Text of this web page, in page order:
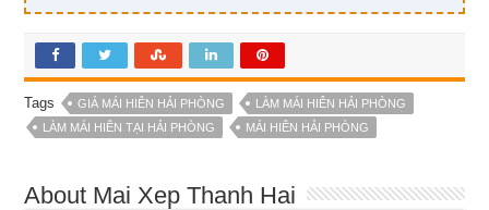
Tags GIÁ MÁI HIÊN HẢI PHÒNG
LÀM MÁI HIÊN HẢI PHÒNG
LÀM MÁI HIÊN TẠI HẢI PHÒNG
MÁI HIÊN HẢI PHÒNG
About Mai Xep Thanh Hai